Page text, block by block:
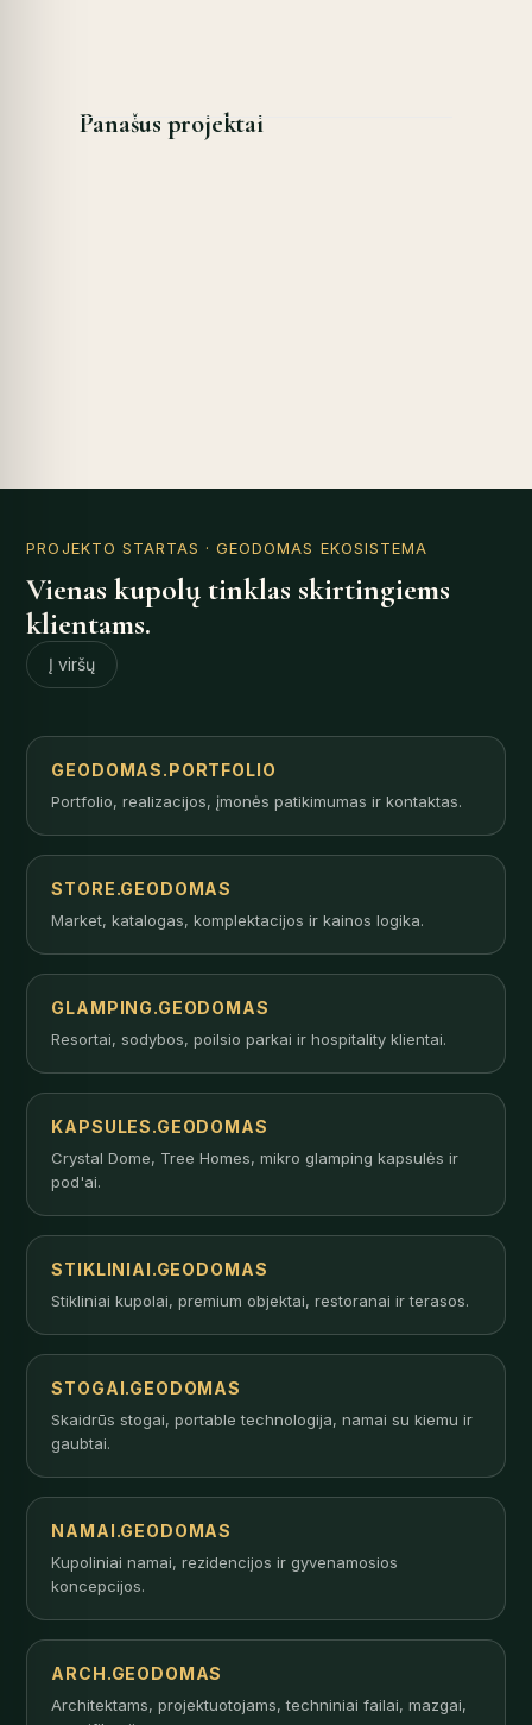
Panašus projektai
PROJEKTO STARTAS · GEODOMAS EKOSISTEMA
Vienas kupolų tinklas skirtingiems
klientams.
Į viršų
GEODOMAS.PORTFOLIO
Portfolio, realizacijos, įmonės patikimumas ir kontaktas.
STORE.GEODOMAS
Market, katalogas, komplektacijos ir kainos logika.
GLAMPING.GEODOMAS
Resortai, sodybos, poilsio parkai ir hospitality klientai.
KAPSULES.GEODOMAS
Crystal Dome, Tree Homes, mikro glamping kapsulės ir
pod'ai.
STIKLINIAI.GEODOMAS
Stikliniai kupolai, premium objektai, restoranai ir terasos.
STOGAI.GEODOMAS
Skaidrūs stogai, portable technologija, namai su kiemu ir
gaubtai.
NAMAI.GEODOMAS
Kupoliniai namai, rezidencijos ir gyvenamosios
koncepcijos.
ARCH.GEODOMAS
Architektams, projektuotojams, techniniai failai, mazgai,